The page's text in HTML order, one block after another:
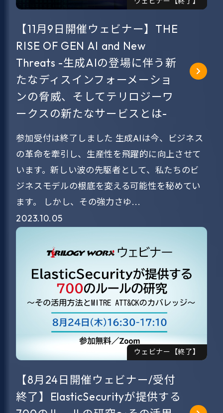
【11月9日開催ウェビナー】THE
RISE OF GEN AI and New
Threats -生成AIの登場に伴う新
たなディスインフォーメーショ
ンの脅威、そしてテリロジーワ
ークスの新たなサービスとは-
参加受付は終了しました 生成AIは今、ビジネス
の革命を牽引し、生産性を飛躍的に向上させて
います。新しい波の先駆者として、私たちのビ
ジネスモデルの根底を変える可能性を秘めてい
ます。 しかし、その強力さゆ...
2023.10.05
ウェビナー【終了】
【8月24日開催ウェビナー/受付
終了】ElasticSecurityが提供する